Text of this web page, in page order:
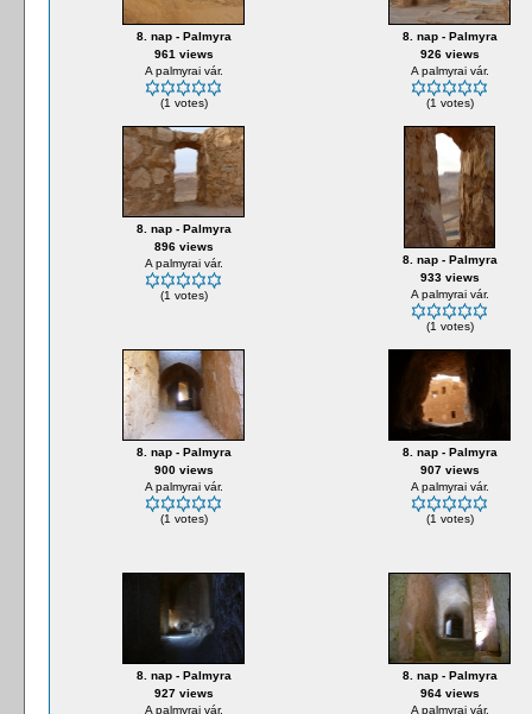
8. nap - Palmyra
961 views
A palmyrai vár.
(1 votes)
8. nap - Palmyra
926 views
A palmyrai vár.
(1 votes)
8. nap - Palmyra
896 views
A palmyrai vár.
(1 votes)
8. nap - Palmyra
933 views
A palmyrai vár.
(1 votes)
8. nap - Palmyra
900 views
A palmyrai vár.
(1 votes)
8. nap - Palmyra
907 views
A palmyrai vár.
(1 votes)
8. nap - Palmyra
927 views
A palmyrai vár.
8. nap - Palmyra
964 views
A palmyrai vár.